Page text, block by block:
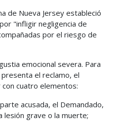
de Nueva Jersey estableció
"infligir negligencia de
por el riesgo de
emocional severa. Para
el reclamo, el
cuatro elementos:
acusada, el Demandado,
lesión grave o la muerte;